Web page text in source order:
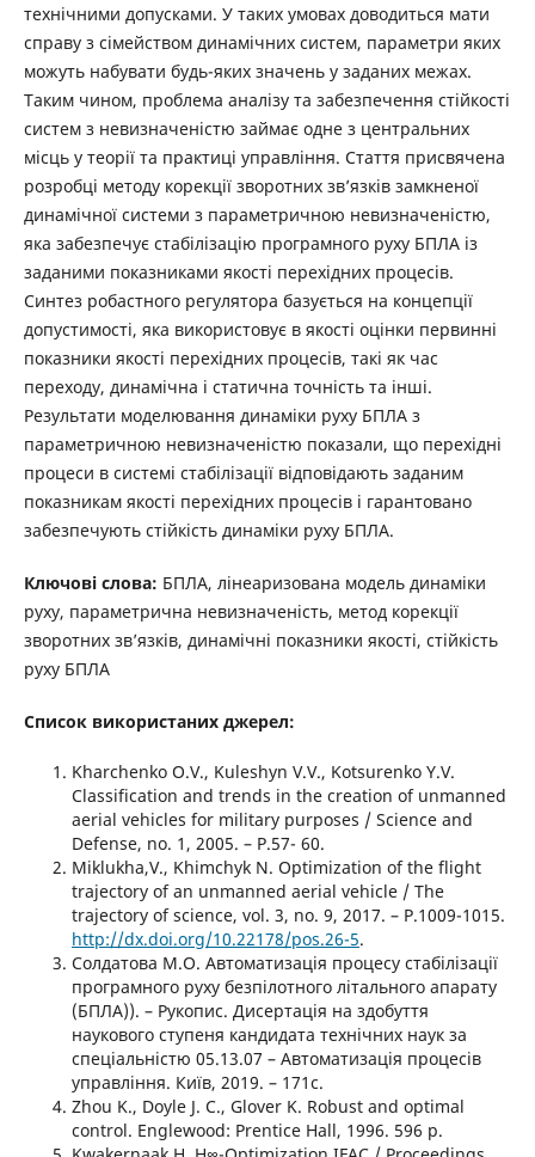
технічними допусками. У таких умовах доводиться мати
справу з сімейством динамічних систем, параметри яких
можуть набувати будь-яких значень у заданих межах.
Таким чином, проблема аналізу та забезпечення стійкості
систем з невизначеністю займає одне з центральних
місць у теорії та практиці управління. Стаття присвячена
розробці методу корекції зворотних зв’язків замкненої
динамічної системи з параметричною невизначеністю,
яка забезпечує стабілізацію програмного руху БПЛА із
заданими показниками якості перехідних процесів.
Синтез робастного регулятора базується на концепції
допустимості, яка використовує в якості оцінки первинні
показники якості перехідних процесів, такі як час
переходу, динамічна і статична точність та інші.
Результати моделювання динаміки руху БПЛА з
параметричною невизначеністю показали, що перехідні
процеси в системі стабілізації відповідають заданим
показникам якості перехідних процесів і гарантовано
забезпечують стійкість динаміки руху БПЛА.
Ключові слова: БПЛА, лінеаризована модель динаміки
руху, параметрична невизначеність, метод корекції
зворотних зв’язків, динамічні показники якості, стійкість
руху БПЛА
Список використаних джерел:
Kharchenko O.V., Kuleshyn V.V., Kotsurenko Y.V.
Classification and trends in the creation of unmanned
aerial vehicles for military purposes / Science and
Defense, no. 1, 2005. – P.57- 60.
Miklukha,V., Khimchyk N. Optimization of the flight
trajectory of an unmanned aerial vehicle / The
trajectory of science, vol. 3, no. 9, 2017. – P.1009-1015.
http://dx.doi.org/10.22178/pos.26-5.
Солдатова М.О. Автоматизація процесу стабілізації
програмного руху безпілотного літального апарату
(БПЛА)). – Рукопис. Дисертація на здобуття
наукового ступеня кандидата технічних наук за
спеціальністю 05.13.07 – Автоматизація процесів
управління. Київ, 2019. – 171с.
Zhou K., Doyle J. C., Glover K. Robust and optimal
control. Englewood: Prentice Hall, 1996. 596 p.